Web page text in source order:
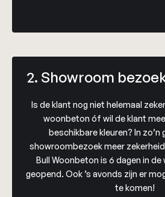
2. Showroom
Is de klant nog niet helemaal
woonbeton óf wil de klant
beschikbare kleuren? In zo’n
showroombezoek meer
Bull Woonbeton is 6 dagen in
geopend. Ook ’s avonds zijn er
te komen!